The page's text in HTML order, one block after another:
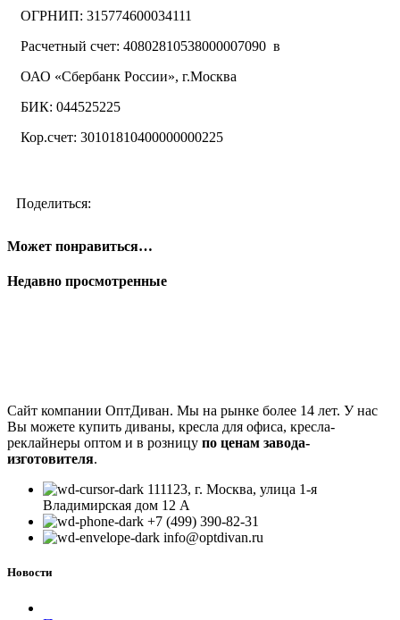
ОГРНИП: 315774600034111
Расчетный счет: 40802810538000007090 в
ОАО «Сбербанк России», г.Москва
БИК: 044525225
Кор.счет: 30101810400000000225
Поделиться:
Может понравиться…
Недавно просмотренные
Сайт компании ОптДиван. Мы на рынке более 14 лет. У нас
Вы можете купить диваны, кресла для офиса, кресла-
реклайнеры оптом и в розницу по ценам завода-
изготовителя.
111123, г. Москва, улица 1-я
Владимирская дом 12 А
+7 (499) 390-82-31
info@optdivan.ru
Новости